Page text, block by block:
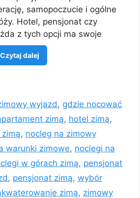
samopoczucie i ogólne
Hotel, pensjonat czy
z tych opcji ma swoje
Czytaj dalej
wyjazd , gdzie nocować
zimą, hotel zimą,
, nocleg na zimowy
warunki zimowe, noclegi na
w górach zimą, pensjonat
, pensjonat zimą, wybór
zimą, zimowy